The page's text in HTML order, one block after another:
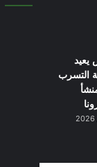
يعيد
التسرب